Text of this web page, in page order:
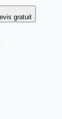
gratuit